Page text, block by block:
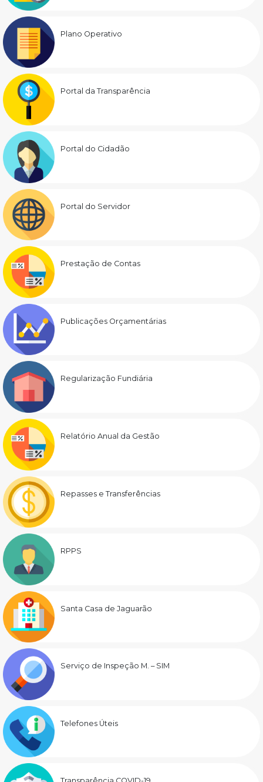
Plano Operativo
Portal da Transparência
Portal do Cidadão
Portal do Servidor
Prestação de Contas
Publicações Orçamentárias
Regularização Fundiária
Relatório Anual da Gestão
Repasses e Transferências
RPPS
Santa Casa de Jaguarão
Serviço de Inspeção M. – SIM
Telefones Úteis